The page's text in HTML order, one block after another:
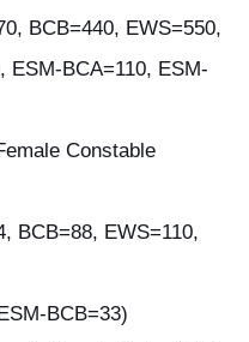
BCB=440, EWS=550,
ESM-BCA=110, ESM-
Constable
BCB=88, EWS=110,
BCB=33)